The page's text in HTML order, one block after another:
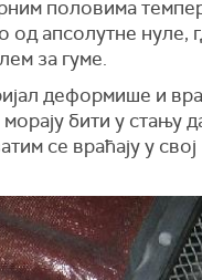
половима
од апсолутне нуле,
за гуме.
деформише и
бити у стању
се враћају у свој